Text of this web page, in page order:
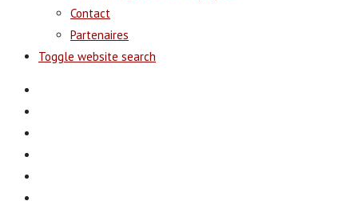
Contact
Partenaires
Toggle website search